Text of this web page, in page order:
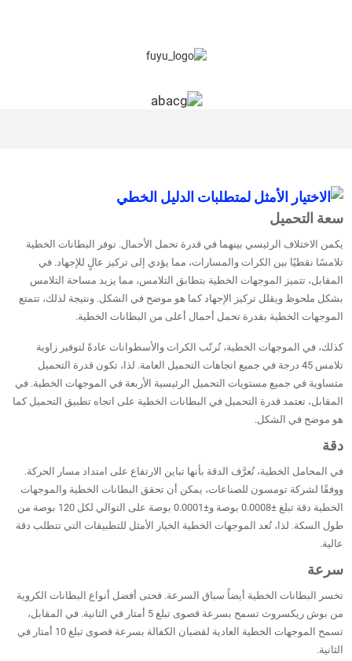
سعة التحميل
يكمن الاختلاف الرئيسي بينهما في قدرة تحمل الأحمال. توفر البطانات الخطية
تلامسًا نقطيًا بين الكرات والمسارات، مما يؤدي إلى تركيز عالٍ للإجهاد. في
المقابل، تتميز الموجهات الخطية بتطابق التلامس، مما يزيد مساحة التلامس
بشكل ملحوظ ويقلل تركيز الإجهاد كما هو موضح في الشكل. ونتيجة لذلك، تتمتع
الموجهات الخطية بقدرة تحمل أحمال أعلى من البطانات الخطية.
كذلك، في الموجهات الخطية، تُرتّب الكرات والأسطوانات عادةً لتوفير زاوية
تلامس 45 درجة في جميع اتجاهات التحميل العامة. لذا، تكون قدرة التحميل
متساوية في جميع مستويات التحميل الرئيسية الأربعة في الموجهات الخطية. في
المقابل، تعتمد قدرة التحميل في البطانات الخطية على اتجاه تطبيق التحميل كما
هو موضح في الشكل.
دقة
في المحامل الخطية، تُعرَّف الدقة بأنها تباين الارتفاع على امتداد مسار الحركة.
ووفقًا لشركة تومسون للصناعات، يمكن أن تحقق البطانات الخطية والموجهات
الخطية دقة تبلغ ±0.0008 بوصة و±0.0001 بوصة على التوالي لكل 120 بوصة من
طول السكة. لذا، تُعد الموجهات الخطية الخيار الأمثل للتطبيقات التي تتطلب دقة
عالية.
سرعة
تخسر البطانات الخطية أيضاً سباق السرعة. فحتى أفضل أنواع البطانات الكروية
من بوش ريكسروث تسمح بسرعة قصوى تبلغ 5 أمتار في الثانية. في المقابل،
تسمح الموجهات الخطية العادية لقضبان الكفالة بسرعة قصوى تبلغ 10 أمتار في
الثانية.